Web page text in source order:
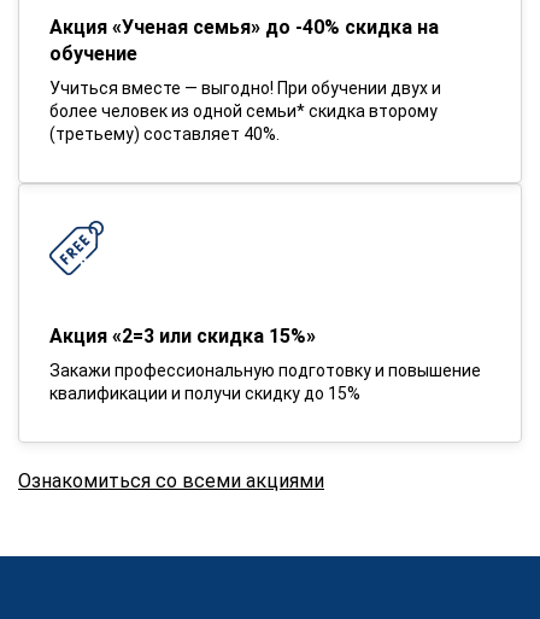
Акция «Ученая семья» до -40% скидка на
обучение
Учиться вместе — выгодно! При обучении двух и
более человек из одной семьи* скидка второму
(третьему) составляет 40%.
Акция «2=3 или скидка 15%»
Закажи профессиональную подготовку и повышение
квалификации и получи скидку до 15%
Ознакомиться со всеми акциями